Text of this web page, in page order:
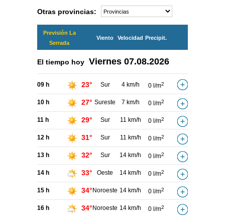
Otras provincias:
Previsión La
Serrada
Viento Velocidad Precipit.
El tiempo hoy Viernes 07.08.2026
09 h 23° Sur 4 km/h 0 l/m2
10 h 27° Sureste 7 km/h 0 l/m2
11 h 29° Sur 11 km/h 0 l/m2
12 h 31° Sur 11 km/h 0 l/m2
13 h 32° Sur 14 km/h 0 l/m2
14 h 33° Oeste 14 km/h 0 l/m2
15 h 34° Noroeste 14 km/h 0 l/m2
16 h 34° Noroeste 14 km/h 0 l/m2